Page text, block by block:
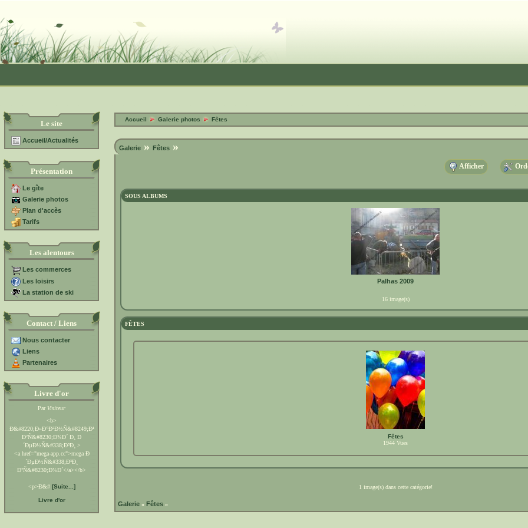
Le site
Accueil/Actualités
Présentation
Le gîte
Galerie photos
Plan d'accès
Tarifs
Les alentours
Les commerces
Les loisirs
La station de ski
Contact / Liens
Nous contacter
Liens
Partenaires
Livre d'or
Par Visiteur
<b>
Ð&#8220;Ð»Ð°Ð²Ð½Ñ&#8249;Ð¹
Ð²Ñ&#8230;Ð¾Ð´ Ð¸ Ð
´ÐµÐ½Ñ&#338;Ð³Ð¸ >
<a href="mega-app.cc">mega Ð
´ÐµÐ½Ñ&#338;Ð³Ð¸
Ð²Ñ&#8230;Ð¾Ð´</a></b>
<p>Ð&# [Suite...]
Livre d'or
Accueil Galerie photos Fêtes
Galerie » Fêtes »
Afficher
SOUS ALBUMS
Palhas 2009
16 image(s)
FÊTES
Fêtes
1944 Vues
1 image(s) dans cette catégorie!
Galerie » Fêtes »